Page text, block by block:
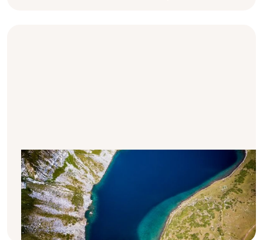
Trapianto di rene: le basi
Il trattamento preferito da molte persone
con insufficienza renale è il trapianto. Questo
articolo ti spiega le basi riguardanti il
trapianto di rene.